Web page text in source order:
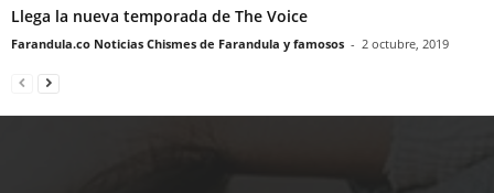
Llega la nueva temporada de The Voice
Farandula.co Noticias Chismes de Farandula y famosos - 2 octubre, 2019